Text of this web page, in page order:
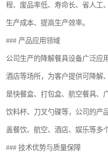
程、废品率低、寿命长、省人工
生产成本、提高生产效率。
### 产品应用领域
公司生产的降解餐具设备广泛应
酒店等场所，为客户提供可降解
是快餐盒、打包盒、航空餐具、
饮料杯、刀叉勺碟等，公司的产
盖餐饮、航空、酒店、娱乐等多
### 技术优势与质量保障